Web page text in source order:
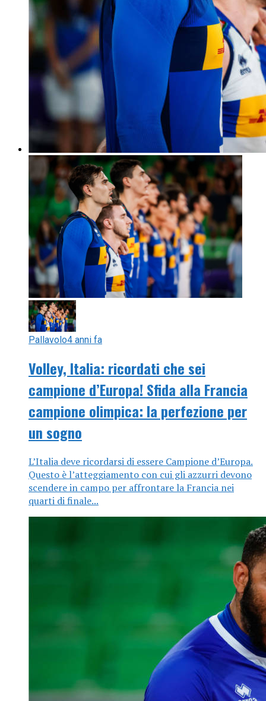
Pallavolo4 anni fa
Volley, Italia: ricordati che sei
campione d’Europa! Sfida alla Francia
campione olimpica: la perfezione per
un sogno
L’Italia deve ricordarsi di essere Campione d’Europa.
Questo è l’atteggiamento con cui gli azzurri devono
scendere in campo per affrontare la Francia nei
quarti di finale...